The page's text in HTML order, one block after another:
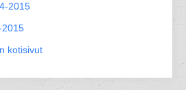
2015
2015
kotisivut